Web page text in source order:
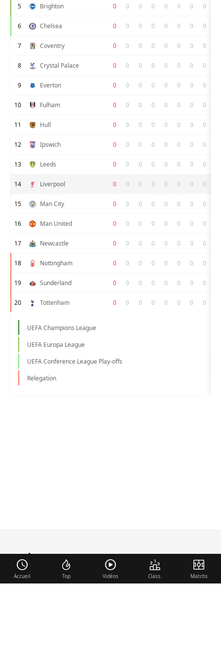
5 Brighton 0 0 0 0 0 0 0 0
6 Chelsea 0 0 0 0 0 0 0 0
7 Coventry 0 0 0 0 0 0 0 0
8 Crystal Palace 0 0 0 0 0 0 0 0
9 Everton 0 0 0 0 0 0 0 0
10 Fulham 0 0 0 0 0 0 0 0
11 Hull 0 0 0 0 0 0 0 0
12 Ipswich 0 0 0 0 0 0 0 0
13 Leeds 0 0 0 0 0 0 0 0
14 Liverpool 0 0 0 0 0 0 0 0
15 Man City 0 0 0 0 0 0 0 0
16 Man United 0 0 0 0 0 0 0 0
17 Newcastle 0 0 0 0 0 0 0 0
18 Nottingham 0 0 0 0 0 0 0 0
19 Sunderland 0 0 0 0 0 0 0 0
20 Tottenham 0 0 0 0 0 0 0 0
UEFA Champions League
UEFA Europa League
UEFA Conference League Play-offs
Relegation
foot-anglais.com
Accueil Top Vidéos Class. Matchs